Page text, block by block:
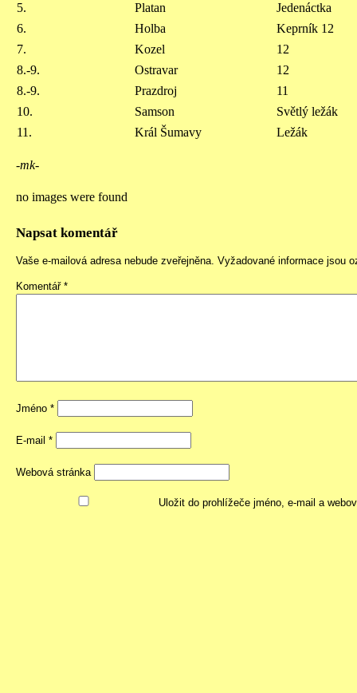
5.
Platan
Jedenáctka
6.
Holba
Keprník 12
7.
Kozel
12
8.-9.
Ostravar
12
8.-9.
Prazdroj
11
10.
Samson
Světlý ležák
11.
Král Šumavy Ležák
-mk-
no images were found
Napsat komentář
Vaše e-mailová adresa nebude zveřejněna. Vyžadované informace jsou
Komentář *
Jméno *
E-mail *
Webová stránka
Uložit do prohlížeče jméno, e-mail a